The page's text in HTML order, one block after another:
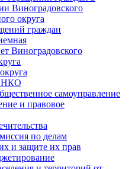
Виноградовского
округа
граждан
Виноградовского
НКО
самоуправление
и правовое
по делам
и защите их прав